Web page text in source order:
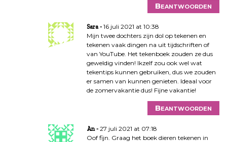
Beantwoorden
Sara
16 juli 2021 at 10:38
Mijn twee dochters zijn dol op tekenen en
tekenen vaak dingen na uit tijdschriften of
van YouTube. Het tekenboek zouden ze dus
geweldig vinden! Ikzelf zou ook wel wat
tekentips kunnen gebruiken, dus we zouden
er samen van kunnen genieten. Ideaal voor
de zomervakantie dus! Fijne vakantie!
Beantwoorden
An
27 juli 2021 at 07:18
Oof fijn. Graag het boek dieren tekenen in